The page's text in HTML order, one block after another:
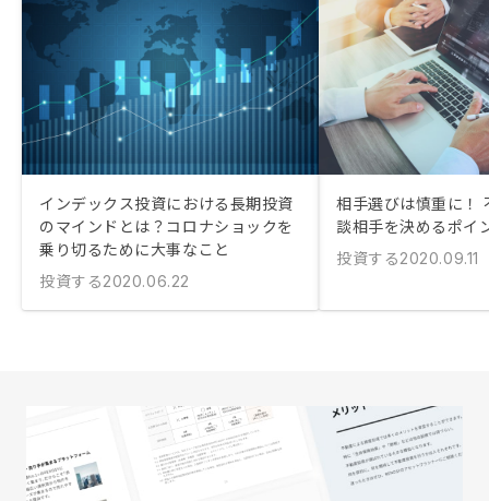
インデックス投資における長期投資
のマインドとは？コロナショックを
乗り切るために大事なこと
投資する2020.06.22
相手選びは慎重に！
談相手を決めるポイ
投資する2020.09.11